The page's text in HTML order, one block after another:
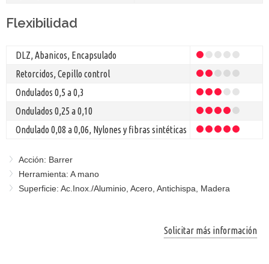
Flexibilidad
DLZ, Abanicos, Encapsulado
Retorcidos, Cepillo control
Ondulados 0,5 a 0,3
Ondulados 0,25 a 0,10
Ondulado 0,08 a 0,06, Nylones y fibras sintéticas
Acción: Barrer
Herramienta: A mano
Superficie: Ac.Inox./Aluminio, Acero, Antichispa, Madera
Solicitar más información